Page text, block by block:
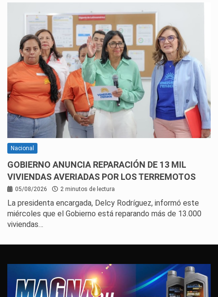
Nacional
GOBIERNO ANUNCIA REPARACIÓN DE 13 MIL
VIVIENDAS AVERIADAS POR LOS TERREMOTOS
05/08/2026 2 minutos de lectura
La presidenta encargada, Delcy Rodríguez, informó este
miércoles que el Gobierno está reparando más de 13.000
viviendas…